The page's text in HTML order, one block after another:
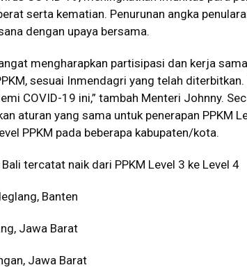
serta kematian. Penurunan angka
dengan upaya bersama.
mengharapkan partisipasi dan kerja
sesuai Inmendagri yang telah
COVID-19 ini,” tambah Menteri Johnny.
aturan yang sama untuk penerapan PPKM
PPKM pada beberapa kabupaten/kota.
tercatat naik dari PPKM Level 3 ke Level 4
Banten
Jawa Barat
Jawa Barat